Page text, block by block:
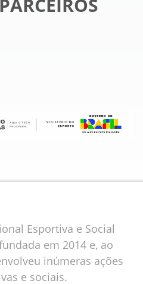
Esportiva e Social
em 2014 e, ao
inúmeras ações
e sociais.